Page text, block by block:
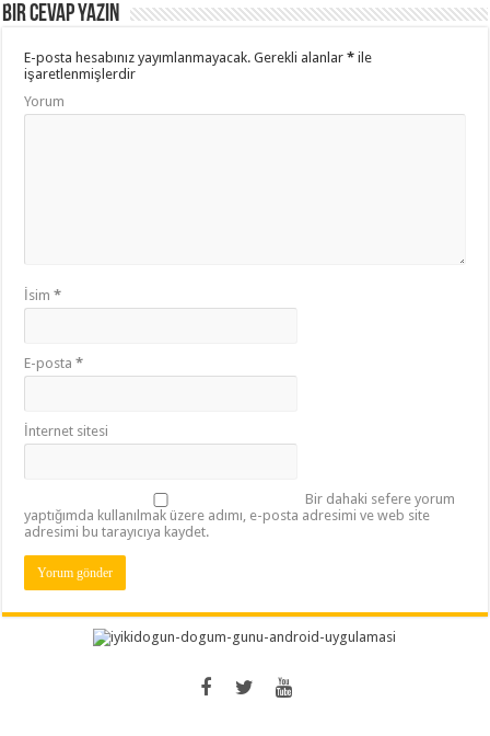
Bir cevap yazın
E-posta hesabınız yayımlanmayacak. Gerekli alanlar* ile
işaretlenmişlerdir
Yorum
İsim*
E-posta*
İnternet sitesi
Bir dahaki sefere yorum
yaptığımda kullanılmak üzere adımı, e-posta adresimi ve web site
adresimi bu tarayıcıya kaydet.